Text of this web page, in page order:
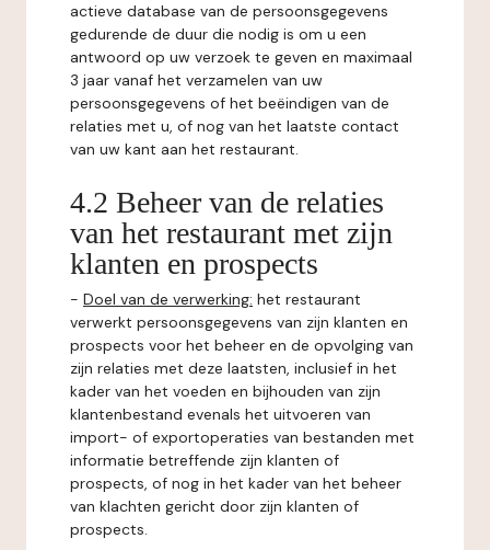
actieve database van de persoonsgegevens
gedurende de duur die nodig is om u een
antwoord op uw verzoek te geven en maximaal
3 jaar vanaf het verzamelen van uw
persoonsgegevens of het beëindigen van de
relaties met u, of nog van het laatste contact
van uw kant aan het restaurant.
4.2 Beheer van de relaties
van het restaurant met zijn
klanten en prospects
- Doel van de verwerking: het restaurant
verwerkt persoonsgegevens van zijn klanten en
prospects voor het beheer en de opvolging van
zijn relaties met deze laatsten, inclusief in het
kader van het voeden en bijhouden van zijn
klantenbestand evenals het uitvoeren van
import- of exportoperaties van bestanden met
informatie betreffende zijn klanten of
prospects, of nog in het kader van het beheer
van klachten gericht door zijn klanten of
prospects.